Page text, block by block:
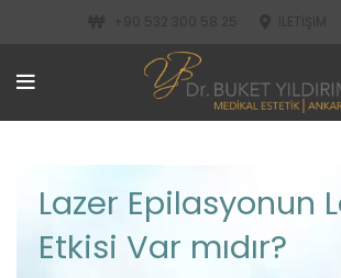
Lazer Epilasyonun
Etkisi Var mıdır?